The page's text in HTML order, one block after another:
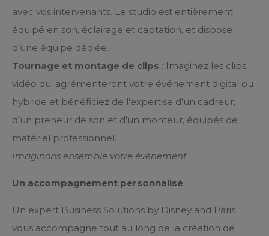
avec vos intervenants. Le studio est entièrement
équipé en son, éclairage et captation, et dispose
d’une équipe dédiée.
Tournage et montage de clips : Imaginez les clips
vidéo qui agrémenteront votre événement digital ou
hybride et bénéficiez de l’expertise d’un cadreur,
d’un preneur de son et d’un monteur, équipés de
matériel professionnel.
Imaginons ensemble votre événement
Un accompagnement personnalisé
Un expert Business Solutions by Disneyland Paris
vous accompagne tout au long de la création de